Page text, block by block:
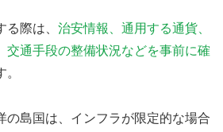
際は、 治安情報、通用する通貨、
交通手段の整備状況などを事前に確
。
の島国は、インフラが限定的な場合